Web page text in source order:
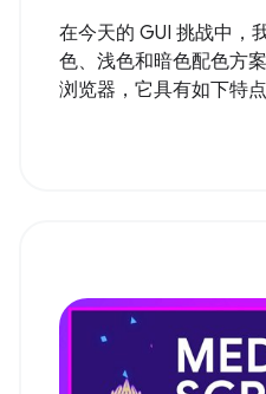
在今天的 GUI 挑战中，
色、浅色和暗色配色方
浏览器，它具有如下特点